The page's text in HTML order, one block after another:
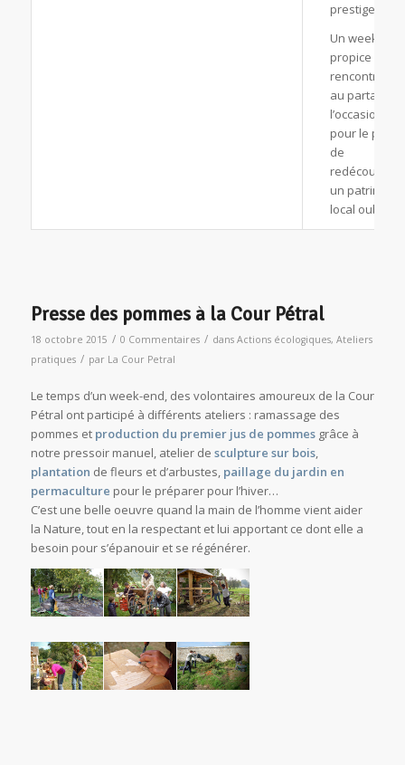
prestige.
Un week-end
propice aux
rencontres,
au partage,
l’occasion
pour le public
de
redécouvrir
un
local oublié.
Presse des pommes à la Cour Pétral
18 octobre 2015 / 0 Commentaires / dans Actions écologiques, Ateliers
pratiques / par La Cour Petral
Le temps d’un week-end, des volontaires amoureux de la Cour
Pétral ont participé à différents ateliers : ramassage des
pommes et production du premier jus de pommesgrâce à
notre pressoir manuel, atelier de sculpture sur bois,
plantation de fleurs et d’arbustes, paillage du jardin en
permaculture pour le préparer pour l’hiver…
C’est une belle oeuvre quand la main de l’homme vient aider
la Nature, tout en la respectant et lui apportant ce dont elle a
besoin pour s’épanouir et se régénérer.